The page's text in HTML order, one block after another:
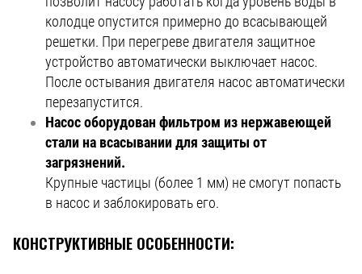
колодце опустится примерно до всасывающей
решетки. При перегреве двигателя защитное
устройство автоматически выключает насос.
После остывания двигателя насос автоматически
перезапустится.
Насос оборудован фильтром из нержавеющей
стали на всасывании для защиты от
загрязнений.
Крупные частицы (более 1 мм) не смогут попасть
в насос и заблокировать его.
КОНСТРУКТИВНЫЕ ОСОБЕННОСТИ: